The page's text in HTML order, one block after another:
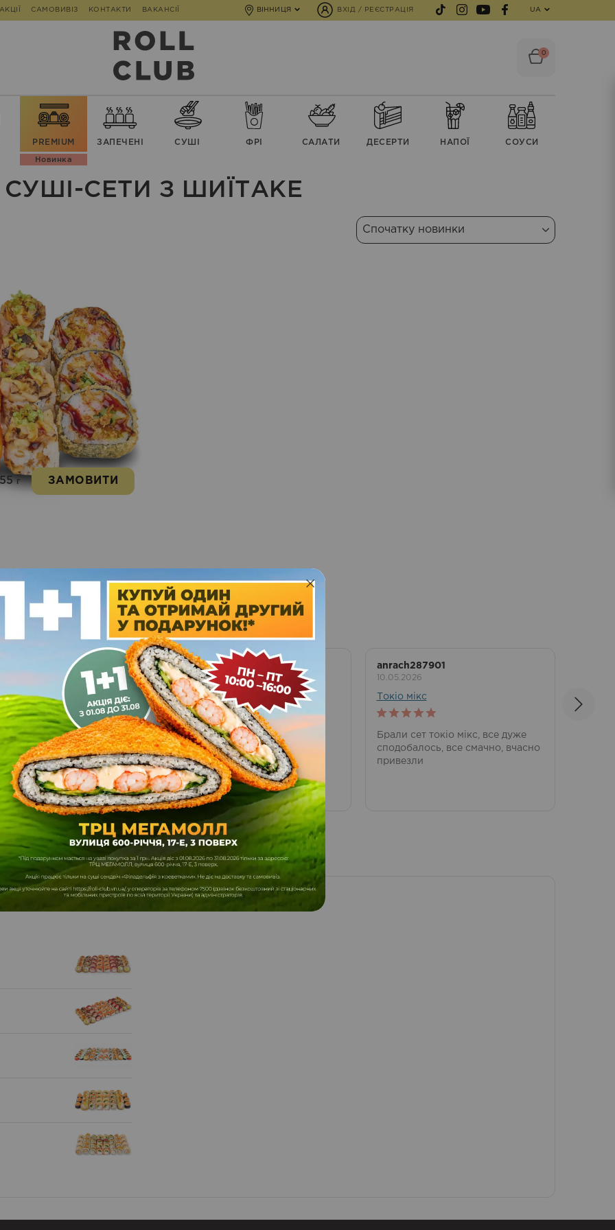
АКЦІЇ САМОВИВІЗ КОНТАКТИ ВАКАНСІЇ ВІННИЦЯ ВХІД / РЕЄСТРАЦІЯ UA
0
PREMIUM
Новинка
ЗАПЕЧЕНІ СУШІ ФРІ CАЛАТИ ДЕСЕРТИ НАПОЇ СОУСИ
СУШІ-СЕТИ З ШИЇТАКЕ
г ЗАМОВИТИ
четвірка
5
Альбіна
20.06.2026
Вигідна четвірка
5out of 5
Дуже смачно рекомендую усім
anrach287901
10.05.2026
Токіо мікс
5out of 5
Брали сет токіо мікс, все дуже
сподобалось, все смачно, вчасно
привезли